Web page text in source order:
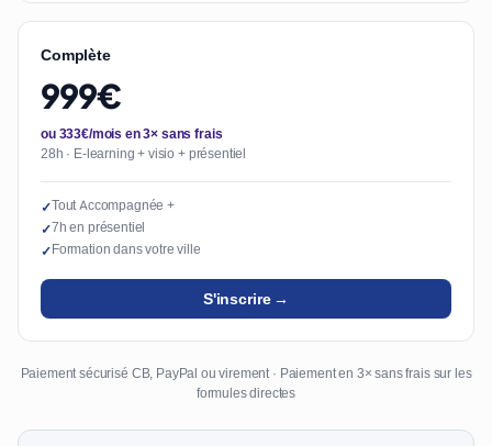
Complète
999€
ou 333€/mois en 3× sans frais
28h · E-learning + visio + présentiel
✓Tout Accompagnée +
✓7h en présentiel
✓Formation dans votre ville
S'inscrire →
Paiement sécurisé CB, PayPal ou virement · Paiement en 3× sans frais sur les
formules directes